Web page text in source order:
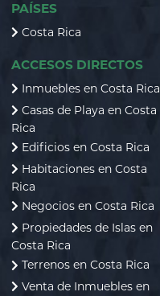
PAÍSES
Costa Rica
ACCESOS DIRECTOS
Inmuebles en Costa Rica
Casas de Playa en Costa
Rica
Edificios en Costa Rica
Habitaciones en Costa
Rica
Negocios en Costa Rica
Propiedades de Islas en
Costa Rica
Terrenos en Costa Rica
Venta de Inmuebles en